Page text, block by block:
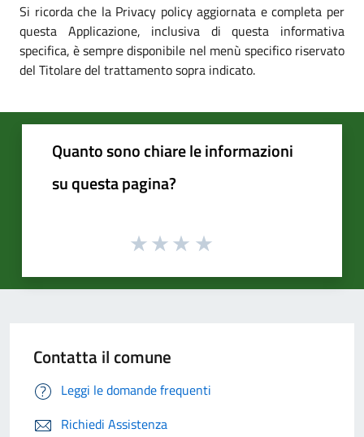
Si ricorda che la Privacy policy aggiornata e completa per
questa Applicazione, inclusiva di questa informativa
specifica, è sempre disponibile nel menù specifico riservato
del Titolare del trattamento sopra indicato.
Quanto sono chiare le informazioni
su questa pagina?
Contatta il comune
Leggi le domande frequenti
Richiedi Assistenza